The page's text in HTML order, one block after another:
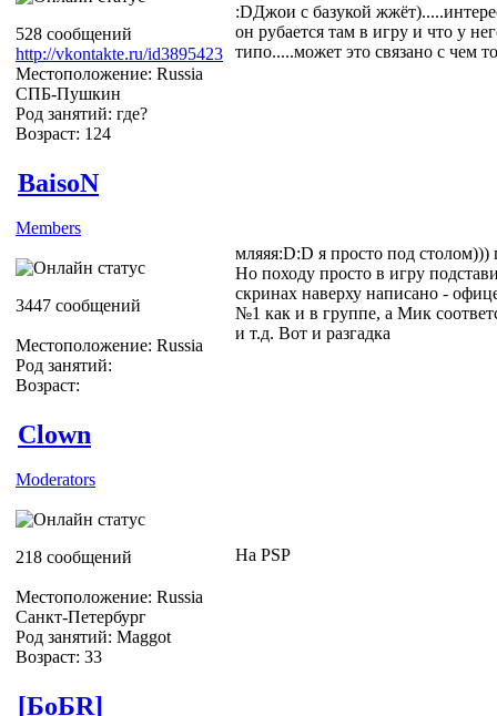
528 сообщений
http://vkontakte.ru/id3895423
Местоположение: Russia
СПБ-Пушкин
Род занятий: где?
Возраст: 124
:DДжои с базукой
он рубается там в игру и что у
типо.....может это связано с чем
BaisoN
Members
3447 сообщений
Местоположение: Russia
Род занятий:
Возраст:
мляяя:D:D я просто под
Но походу просто в игру
скринах наверху написано -
№1 как и в группе, а Мик
и т.д. Вот и разгадка
Clown
Moderators
218 сообщений
Местоположение: Russia
Санкт-Петербург
Род занятий: Maggot
Возраст: 33
На PSP
[БоБR]